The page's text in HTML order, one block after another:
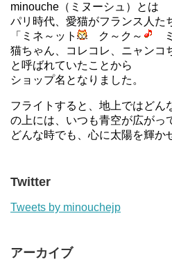
minouche（ミヌーシュ）とは
パリ時代、愛猫がフランス人た
「ミネ～ット
ク～ク～
猫ちゃん、コレコレ、ニャンコ
と呼ばれていたことから
ショップ名となりました。
フライトすると、地上ではどん
の上には、いつも青空が広がっ
どんな時でも、心に太陽を輝か
Twitter
Tweets by minouchejp
アーカイブ